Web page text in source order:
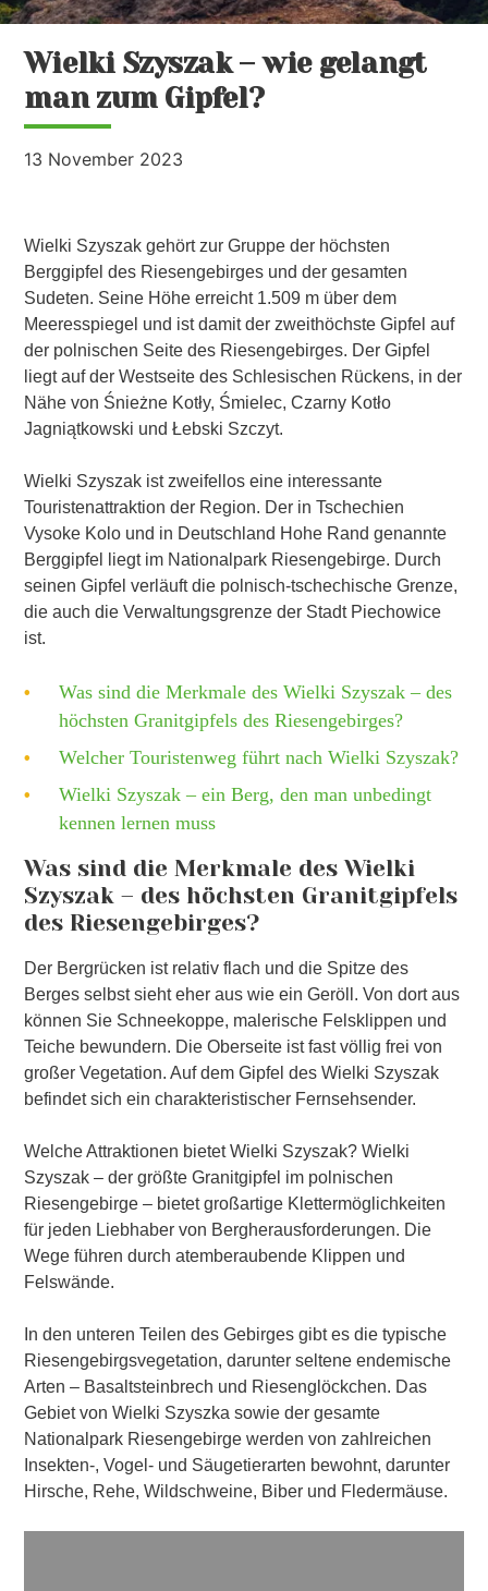
Wielki Szyszak – wie gelangt
man zum Gipfel?
13 November 2023
Wielki Szyszak gehört zur Gruppe der höchsten
Berggipfel des Riesengebirges und der gesamten
Sudeten. Seine Höhe erreicht 1.509 m über dem
Meeresspiegel und ist damit der zweithöchste Gipfel auf
der polnischen Seite des Riesengebirges. Der Gipfel
liegt auf der Westseite des Schlesischen Rückens, in der
Nähe von Śnieżne Kotły, Śmielec, Czarny Kotło
Jagniątkowski und Łebski Szczyt.
Wielki Szyszak ist zweifellos eine interessante
Touristenattraktion der Region. Der in Tschechien
Vysoke Kolo und in Deutschland Hohe Rand genannte
Berggipfel liegt im Nationalpark Riesengebirge. Durch
seinen Gipfel verläuft die polnisch-tschechische Grenze,
die auch die Verwaltungsgrenze der Stadt Piechowice
ist.
Was sind die Merkmale des Wielki Szyszak – des
höchsten Granitgipfels des Riesengebirges?
Welcher Touristenweg führt nach Wielki Szyszak?
Wielki Szyszak – ein Berg, den man unbedingt
kennen lernen muss
Was sind die Merkmale des Wielki
Szyszak – des höchsten Granitgipfels
des Riesengebirges?
Der Bergrücken ist relativ flach und die Spitze des
Berges selbst sieht eher aus wie ein Geröll. Von dort aus
können Sie Schneekoppe, malerische Felsklippen und
Teiche bewundern. Die Oberseite ist fast völlig frei von
großer Vegetation. Auf dem Gipfel des Wielki Szyszak
befindet sich ein charakteristischer Fernsehsender.
Welche Attraktionen bietet Wielki Szyszak? Wielki
Szyszak – der größte Granitgipfel im polnischen
Riesengebirge – bietet großartige Klettermöglichkeiten
für jeden Liebhaber von Bergherausforderungen. Die
Wege führen durch atemberaubende Klippen und
Felswände.
In den unteren Teilen des Gebirges gibt es die typische
Riesengebirgsvegetation, darunter seltene endemische
Arten – Basaltsteinbrech und Riesenglöckchen. Das
Gebiet von Wielki Szyszka sowie der gesamte
Nationalpark Riesengebirge werden von zahlreichen
Insekten-, Vogel- und Säugetierarten bewohnt, darunter
Hirsche, Rehe, Wildschweine, Biber und Fledermäuse.